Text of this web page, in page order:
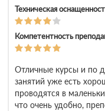
Техническая
Компетентность
Отличные курсы и по
занятий уже есть
проводятся в
что очень удобно,